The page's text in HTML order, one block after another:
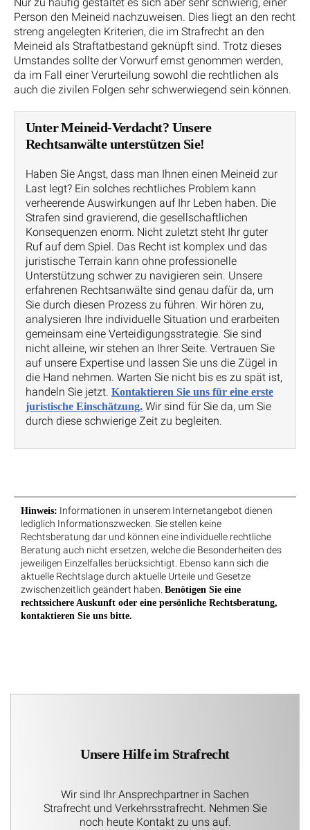
Nur zu häufig gestaltet es sich aber sehr schwierig, einer
Person den Meineid nachzuweisen. Dies liegt an den recht
streng angelegten Kriterien, die im Strafrecht an den
Meineid als Straftatbestand geknüpft sind. Trotz dieses
Umstandes sollte der Vorwurf ernst genommen werden,
da im Fall einer Verurteilung sowohl die rechtlichen als
auch die zivilen Folgen sehr schwerwiegend sein können.
Unter Meineid-Verdacht? Unsere
Rechtsanwälte unterstützen Sie!
Haben Sie Angst, dass man Ihnen einen Meineid zur
Last legt? Ein solches rechtliches Problem kann
verheerende Auswirkungen auf Ihr Leben haben. Die
Strafen sind gravierend, die gesellschaftlichen
Konsequenzen enorm. Nicht zuletzt steht Ihr guter
Ruf auf dem Spiel. Das Recht ist komplex und das
juristische Terrain kann ohne professionelle
Unterstützung schwer zu navigieren sein. Unsere
erfahrenen Rechtsanwälte sind genau dafür da, um
Sie durch diesen Prozess zu führen. Wir hören zu,
analysieren Ihre individuelle Situation und erarbeiten
gemeinsam eine Verteidigungsstrategie. Sie sind
nicht alleine, wir stehen an Ihrer Seite. Vertrauen Sie
auf unsere Expertise und lassen Sie uns die Zügel in
die Hand nehmen. Warten Sie nicht bis es zu spät ist,
handeln Sie jetzt. Kontaktieren Sie uns für eine erste
juristische Einschätzung. Wir sind für Sie da, um Sie
durch diese schwierige Zeit zu begleiten.
Hinweis: Informationen in unserem Internetangebot dienen
lediglich Informationszwecken. Sie stellen keine
Rechtsberatung dar und können eine individuelle rechtliche
Beratung auch nicht ersetzen, welche die Besonderheiten des
jeweiligen Einzelfalles berücksichtigt. Ebenso kann sich die
aktuelle Rechtslage durch aktuelle Urteile und Gesetze
zwischenzeitlich geändert haben. Benötigen Sie eine
rechtssichere Auskunft oder eine persönliche Rechtsberatung,
kontaktieren Sie uns bitte.
Unsere Hilfe im Strafrecht
Wir sind Ihr Ansprechpartner in Sachen
Strafrecht und Verkehrsstrafrecht. Nehmen Sie
noch heute Kontakt zu uns auf.